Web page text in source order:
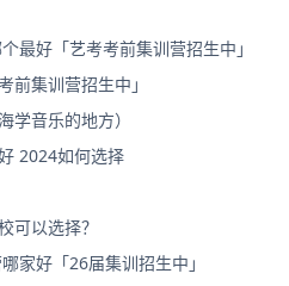
最好「艺考考前集训营招生中」
前集训营招生中」
学音乐的地方）
2024如何选择
可以选择？
家好「26届集训招生中」